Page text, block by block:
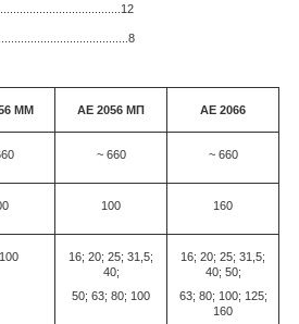
ММ АЕ 2056 МП АЕ 2066
~ 660 ~ 660
100 160
16; 20; 25; 31,5;
40;
50; 63; 80; 100
16; 20; 25; 31,5;
40; 50;
63; 80; 100; 125;
160